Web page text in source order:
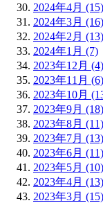
2024年4月 (15)
2024年3月 (16)
2024年2月 (13)
2024年1月 (7)
2023年12月 (4)
2023年11月 (6)
2023年10月
2023年9月 (18)
2023年8月 (11)
2023年7月 (13)
2023年6月 (11)
2023年5月 (10)
2023年4月 (13)
2023年3月 (15)